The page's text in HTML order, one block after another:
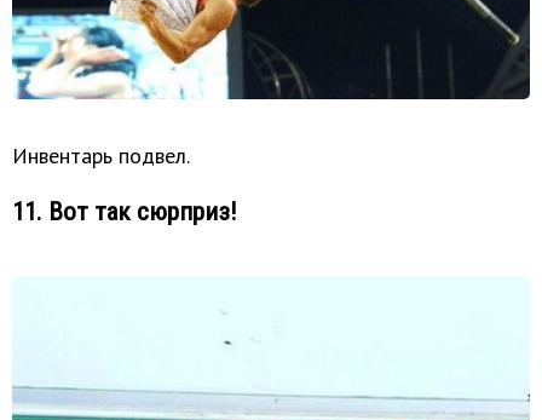
Инвентарь подвел.
11. Вот так сюрприз!